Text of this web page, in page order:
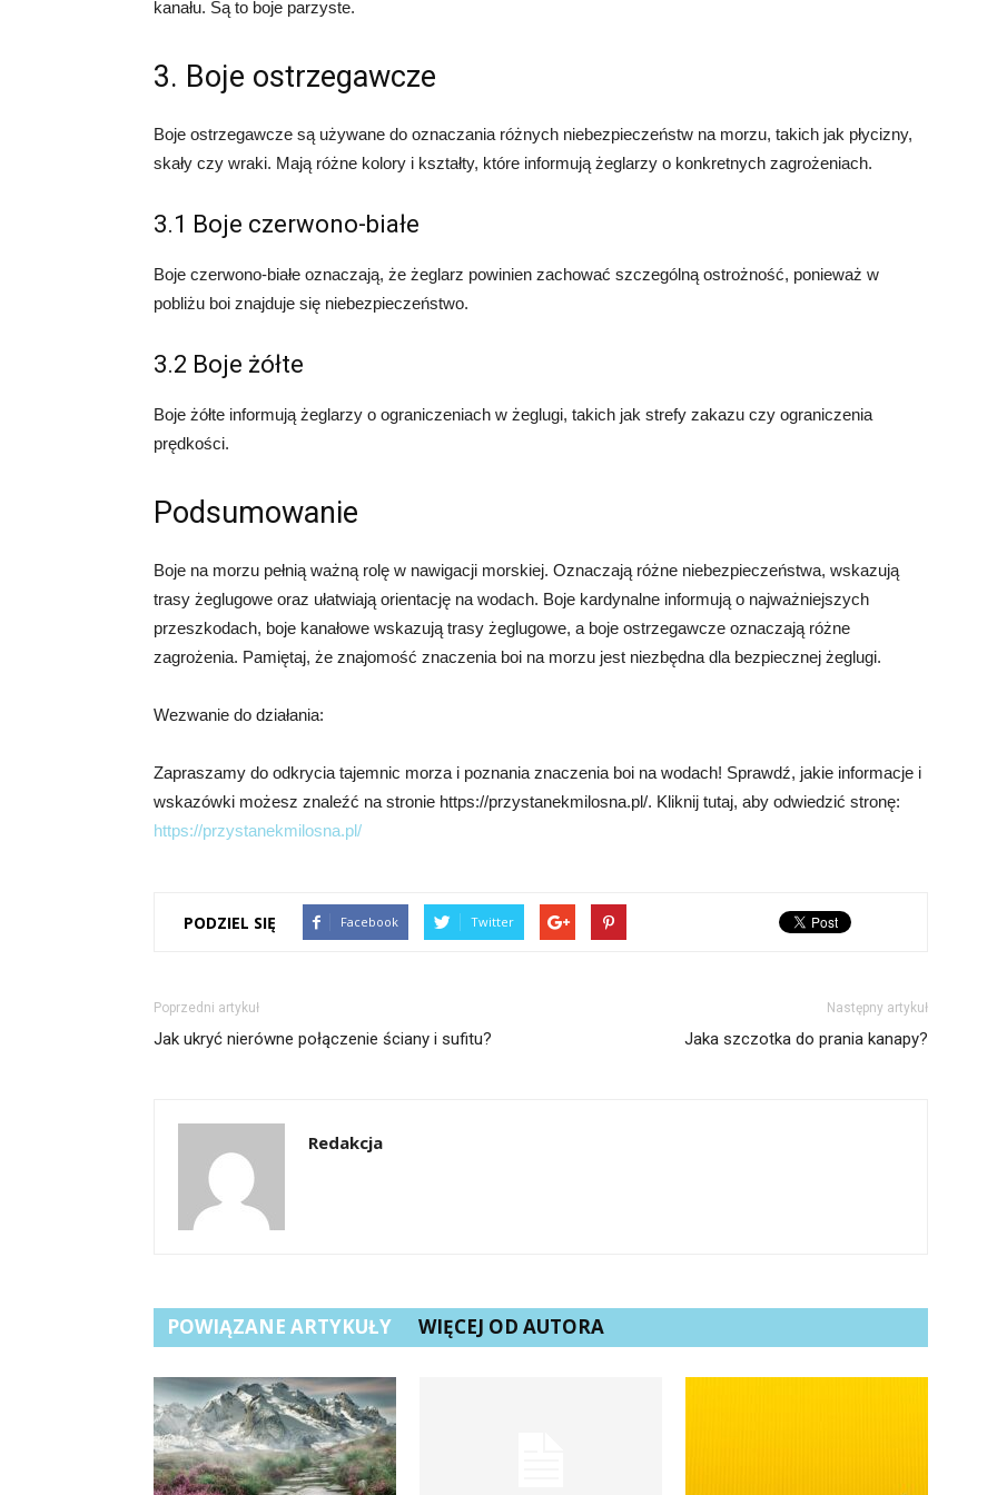
kanału. Są to boje parzyste.
3. Boje ostrzegawcze
Boje ostrzegawcze są używane do oznaczania różnych niebezpieczeństw na morzu, takich jak płycizny,
skały czy wraki. Mają różne kolory i kształty, które informują żeglarzy o konkretnych zagrożeniach.
3.1 Boje czerwono-białe
Boje czerwono-białe oznaczają, że żeglarz powinien zachować szczególną ostrożność, ponieważ w
pobliżu boi znajduje się niebezpieczeństwo.
3.2 Boje żółte
Boje żółte informują żeglarzy o ograniczeniach w żeglugi, takich jak strefy zakazu czy ograniczenia
prędkości.
Podsumowanie
Boje na morzu pełnią ważną rolę w nawigacji morskiej. Oznaczają różne niebezpieczeństwa, wskazują
trasy żeglugowe oraz ułatwiają orientację na wodach. Boje kardynalne informują o najważniejszych
przeszkodach, boje kanałowe wskazują trasy żeglugowe, a boje ostrzegawcze oznaczają różne
zagrożenia. Pamiętaj, że znajomość znaczenia boi na morzu jest niezbędna dla bezpiecznej żeglugi.
Wezwanie do działania:
Zapraszamy do odkrycia tajemnic morza i poznania znaczenia boi na wodach! Sprawdź, jakie informacje i
wskazówki możesz znaleźć na stronie https://przystanekmilosna.pl/. Kliknij tutaj, aby odwiedzić stronę:
https://przystanekmilosna.pl/
PODZIEL SIĘ Facebook Twitter
Poprzedni artykuł
Jak ukryć nierówne połączenie ściany i sufitu?
Następny artykuł
Jaka szczotka do prania kanapy?
Redakcja
POWIĄZANE ARTYKUŁY WIĘCEJ OD AUTORA